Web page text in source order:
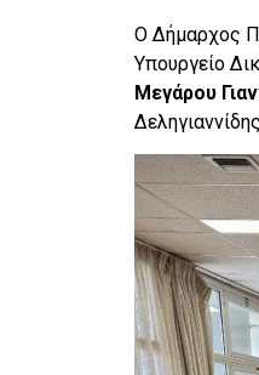
Ο Δήμαρχος
Υπουργείο
Μεγάρου